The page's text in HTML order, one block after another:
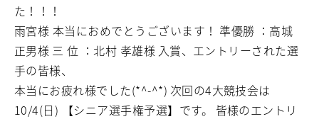
た！！！
雨宮様 本当におめでとうございます！ 準優勝 ：高城
正男様 三 位 ：北村 孝雄様 入賞、エントリーされた選
手の皆様、
本当にお疲れ様でした(*^-^*) 次回の4大競技会は
10/4(日) 【シニア選手権予選】です。
皆様のエントリ